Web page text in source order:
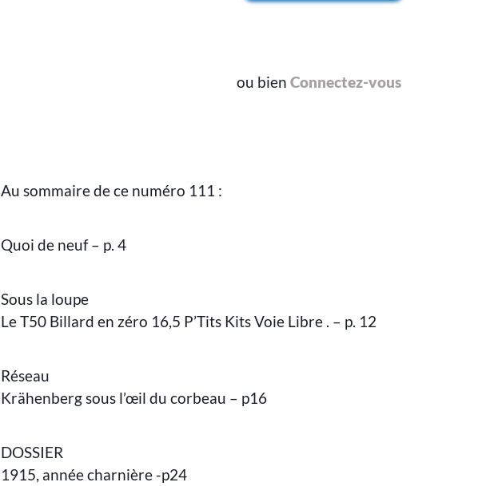
ou bien Connectez-vous
Au sommaire de ce numéro 111 :
Quoi de neuf – p. 4
Sous la loupe
Le T50 Billard en zéro 16,5 P’Tits Kits Voie Libre . – p. 12
Réseau
Krähenberg sous l’œil du corbeau – p16
DOSSIER
1915, année charnière -p24